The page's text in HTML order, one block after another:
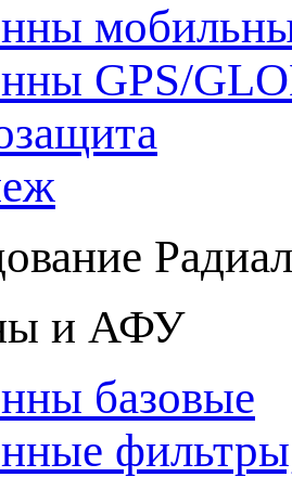
GPS/
Радиал
и АФУ
базовые